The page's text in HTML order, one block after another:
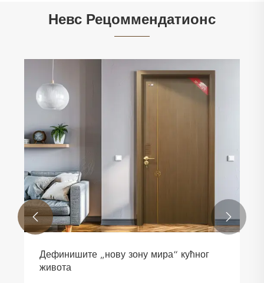
Невс Рецоммендатионс
Дефинишите „нову зону мира“ кућног
живота
 